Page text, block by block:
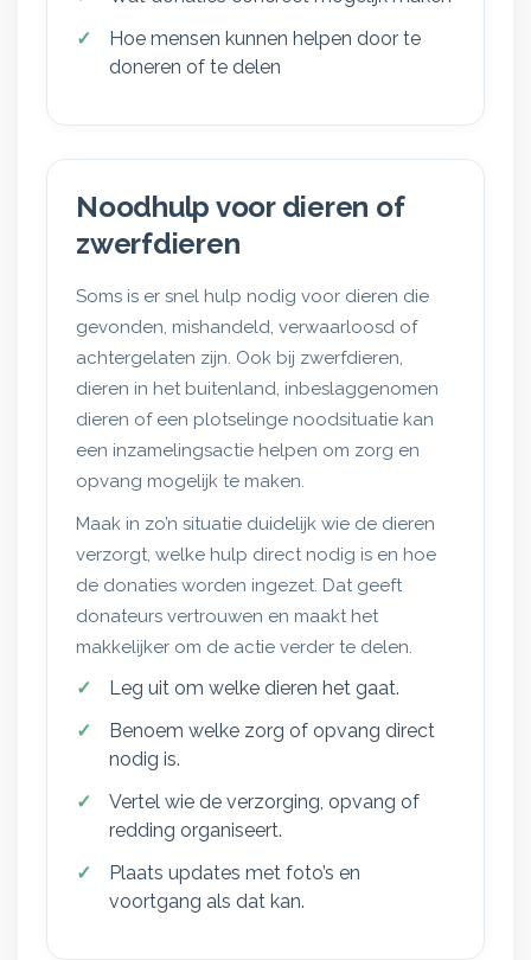
Hoe mensen kunnen helpen door te
doneren of te delen
Noodhulp voor dieren of
zwerfdieren
Soms is er snel hulp nodig voor dieren die
gevonden, mishandeld, verwaarloosd of
achtergelaten zijn. Ook bij zwerfdieren,
dieren in het buitenland, inbeslaggenomen
dieren of een plotselinge noodsituatie kan
een inzamelingsactie helpen om zorg en
opvang mogelijk te maken.
Maak in zo’n situatie duidelijk wie de dieren
verzorgt, welke hulp direct nodig is en hoe
de donaties worden ingezet. Dat geeft
donateurs vertrouwen en maakt het
makkelijker om de actie verder te delen.
Leg uit om welke dieren het gaat.
Benoem welke zorg of opvang direct
nodig is.
Vertel wie de verzorging, opvang of
redding organiseert.
Plaats updates met foto’s en
voortgang als dat kan.